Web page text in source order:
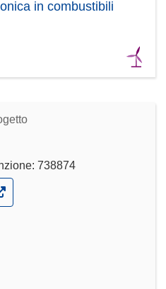
in combustibili
738874